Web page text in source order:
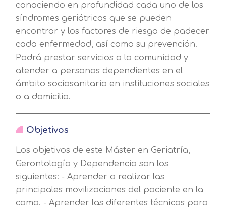
conociendo en profundidad cada uno de los
síndromes geriátricos que se pueden
encontrar y los factores de riesgo de padecer
cada enfermedad, así como su prevención.
Podrá prestar servicios a la comunidad y
atender a personas dependientes en el
ámbito sociosanitario en instituciones sociales
o a domicilio.
Objetivos
Los objetivos de este Máster en Geriatría,
Gerontología y Dependencia son los
siguientes: - Aprender a realizar las
principales movilizaciones del paciente en la
cama. - Aprender las diferentes técnicas para